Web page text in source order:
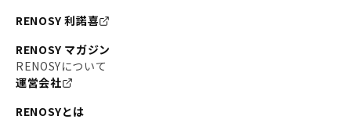
RENOSY 利諾喜
RENOSY マガジン
RENOSYについて
運営会社
RENOSYとは